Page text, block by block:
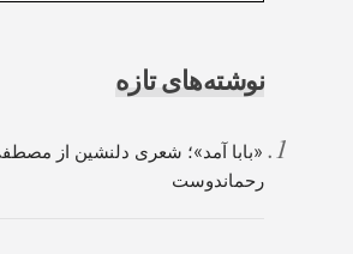
نوشته‌های تازه
«بابا آمد»؛ شعری دلنشین از
رحماندوست